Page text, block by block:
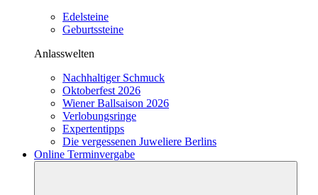
Edelsteine
Geburtssteine
Anlasswelten
Nachhaltiger Schmuck
Oktoberfest 2026
Wiener Ballsaison 2026
Verlobungsringe
Expertentipps
Die vergessenen Juweliere Berlins
Online Terminvergabe